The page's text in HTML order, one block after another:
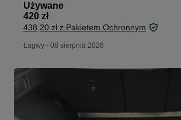
Używane
420 zł
438,20 zł z Pakietem Ochronnym
Łagwy - 08 sierpnia 2026